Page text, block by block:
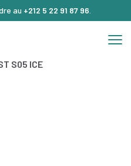
au +212 5 22 91 87 96
S05 ICE